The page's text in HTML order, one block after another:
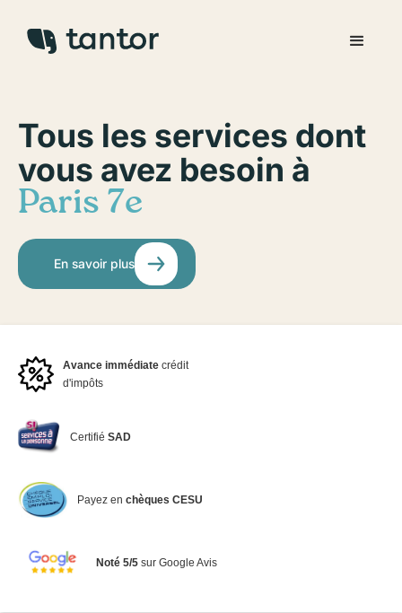
Tous les services dont
vous avez besoin à
Paris 7e
En savoir plus
Avance immédiate crédit
d'impôts
CertifiéSAD
Payez en chèques CESU
Noté 5/5sur Google Avis